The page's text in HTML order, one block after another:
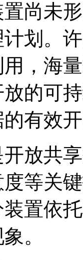
尚未
划。
，海
的可
有效
开放共
度等关
装置依
。